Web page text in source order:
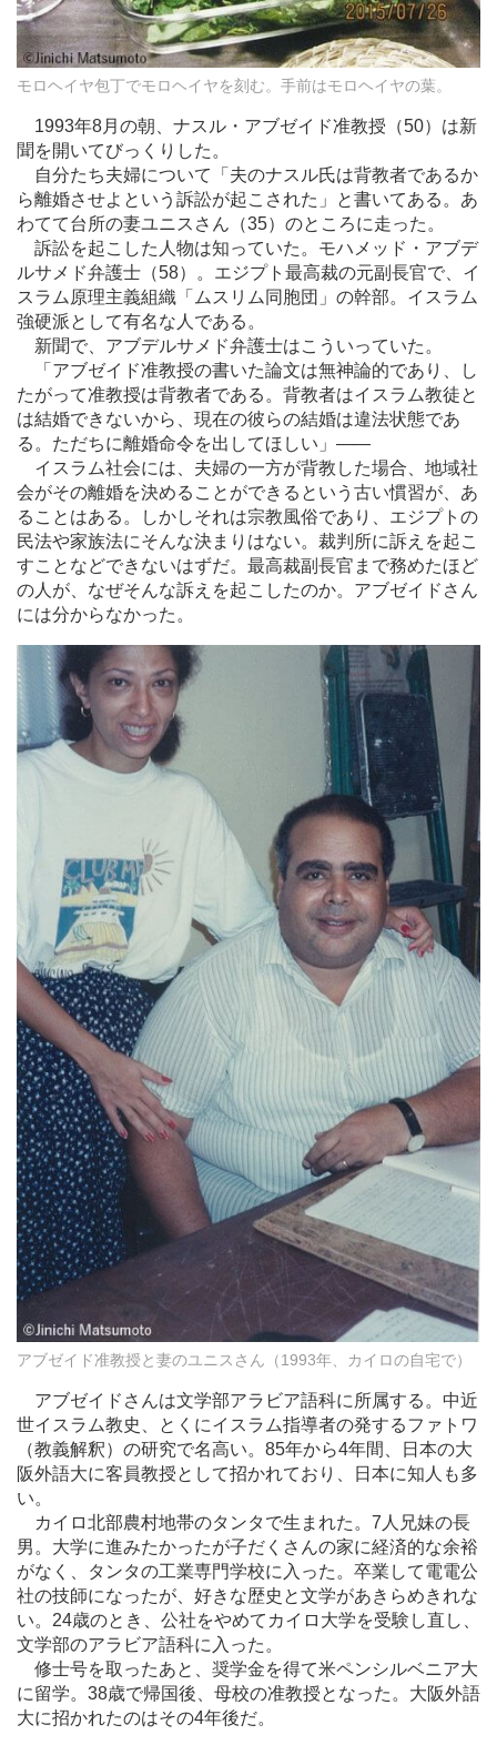
モロヘイヤ包丁でモロヘイヤを刻む。手前はモロヘイヤの葉。
1993年8月の朝、ナスル・アブゼイド准教授（50）は新
聞を開いてびっくりした。
自分たち夫婦について「夫のナスル氏は背教者であるか
ら離婚させよという訴訟が起こされた」と書いてある。あ
わてて台所の妻ユニスさん（35）のところに走った。
訴訟を起こした人物は知っていた。モハメッド・アブデ
ルサメド弁護士（58）。エジプト最高裁の元副長官で、イ
スラム原理主義組織「ムスリム同胞団」の幹部。イスラム
強硬派として有名な人である。
新聞で、アブデルサメド弁護士はこういっていた。
「アブゼイド准教授の書いた論文は無神論的であり、し
たがって准教授は背教者である。背教者はイスラム教徒と
は結婚できないから、現在の彼らの結婚は違法状態であ
る。ただちに離婚命令を出してほしい」 ――
イスラム社会には、夫婦の一方が背教した場合、地域社
会がその離婚を決めることができるという古い慣習が、あ
ることはある。しかしそれは宗教風俗であり、エジプトの
民法や家族法にそんな決まりはない。裁判所に訴えを起こ
すことなどできないはずだ。最高裁副長官まで務めたほど
の人が、なぜそんな訴えを起こしたのか。アブゼイドさん
には分からなかった。
アブゼイド准教授と妻のユニスさん（1993年、カイロの自宅で）
アブゼイドさんは文学部アラビア語科に所属する。中近
世イスラム教史、とくにイスラム指導者の発するファトワ
（教義解釈）の研究で名高い。85年から4年間、日本の大
阪外語大に客員教授として招かれており、日本に知人も多
い。
カイロ北部農村地帯のタンタで生まれた。7人兄妹の長
男。大学に進みたかったが子だくさんの家に経済的な余裕
がなく、タンタの工業専門学校に入った。卒業して電電公
社の技師になったが、好きな歴史と文学があきらめきれな
い。24歳のとき、公社をやめてカイロ大学を受験し直し、
文学部のアラビア語科に入った。
修士号を取ったあと、奨学金を得て米ペンシルベニア大
に留学。38歳で帰国後、母校の准教授となった。大阪外語
大に招かれたのはその4年後だ。